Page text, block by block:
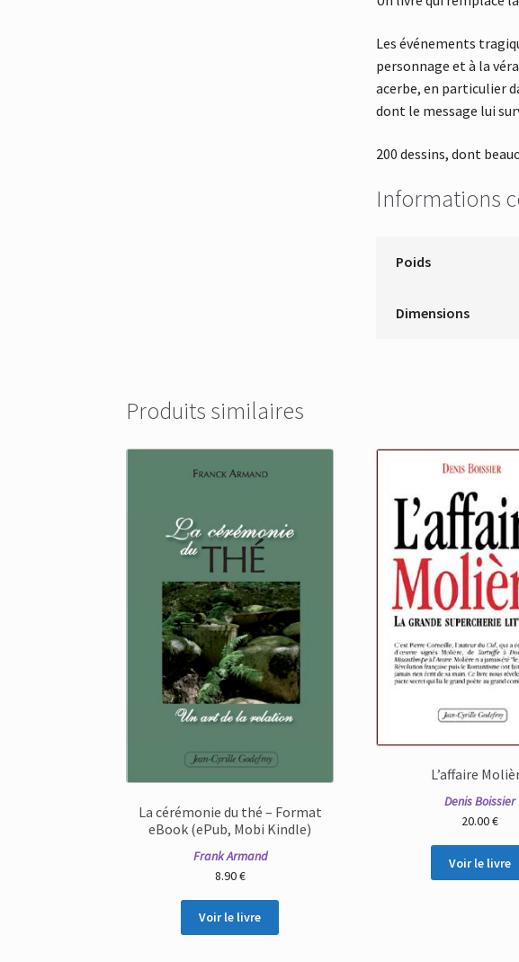
Les événements
personnage et à la
acerbe, en particulier
dont le message lui
200 dessins, dont
Informations
Poids
Dimensions
Produits similaires
La cérémonie du thé – Format
eBook (ePub, Mobi Kindle)
Frank Armand
8.90€
Voir le livre
L’affaire
Denis Boissier
20.00€
Voir le livre